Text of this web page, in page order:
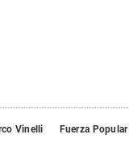
Vinelli Fuerza Popular